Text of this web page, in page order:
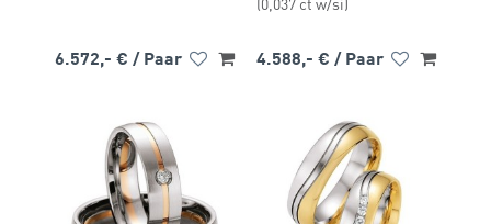
6.572,- € / Paar 4.588,- € / Paar